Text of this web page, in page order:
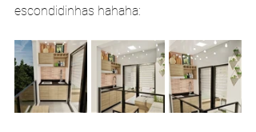
escondidinhas hahaha: